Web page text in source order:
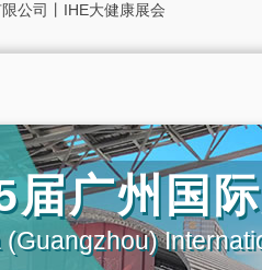
公司丨IHE大健康展会
届广州国